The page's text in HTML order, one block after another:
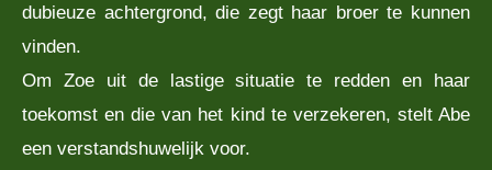
dubieuze achtergrond, die zegt haar broer te kunnen
vinden.
Om Zoe uit de lastige situatie te redden en haar
toekomst en die van het kind te verzekeren, stelt Abe
een verstandshuwelijk voor.